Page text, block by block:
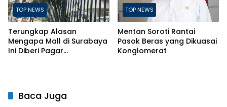
TOP NEWS
Terungkap Alasan
Mengapa Mall di Surabaya
Ini Diberi Pagar
TOP NEWS
Mentan Soroti Rantai
Pasok Beras yang Dikuasai
Konglomerat
Baca Juga